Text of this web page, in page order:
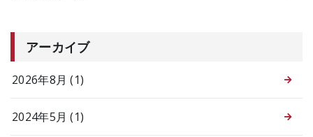
アーカイブ
2026年8月 (1)
2024年5月 (1)